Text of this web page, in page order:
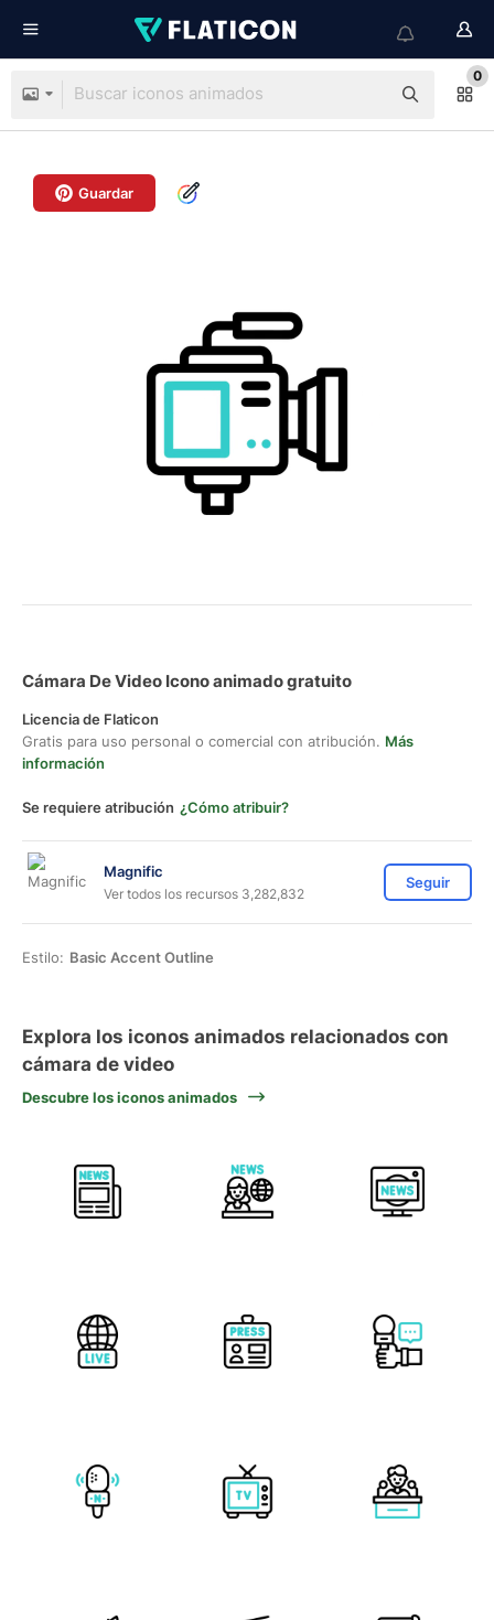
0
Guardar
Cámara De Video Icono animado gratuito
Licencia de Flaticon
Gratis para uso personal o comercial con atribución. Más
información
Se requiere atribución ¿Cómo atribuir?
Magnific
Ver todos los recursos 3,282,832
Seguir
Estilo: Basic Accent Outline
Explora los iconos animados relacionados con
cámara de video
Descubre los iconos animados